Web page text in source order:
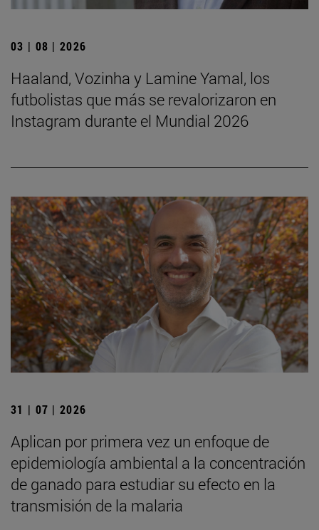
03 | 08 | 2026
Haaland, Vozinha y Lamine Yamal, los
futbolistas que más se revalorizaron en
Instagram durante el Mundial 2026
31 | 07 | 2026
Aplican por primera vez un enfoque de
epidemiología ambiental a la concentración
de ganado para estudiar su efecto en la
transmisión de la malaria